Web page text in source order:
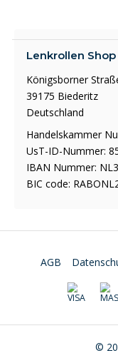
Lenkrollen Shop
Königsborner
39175 Biederitz
Deutschland
Handelskammer
UsT-ID-Nummer:
IBAN Nummer:
BIC code:
©
AGB